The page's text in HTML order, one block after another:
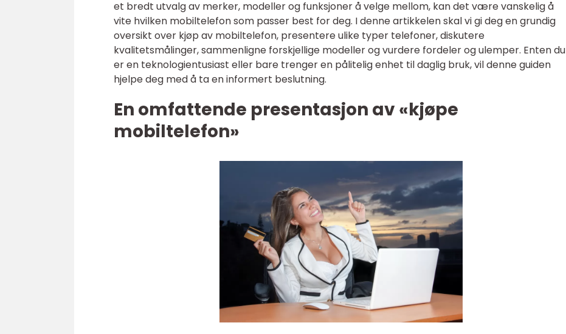
et bredt utvalg av merker, modeller og funksjoner å velge mellom, kan det være vanskelig å
vite hvilken mobiltelefon som passer best for deg. I denne artikkelen skal vi gi deg en grundig
oversikt over kjøp av mobiltelefon, presentere ulike typer telefoner, diskutere
kvalitetsmålinger, sammenligne forskjellige modeller og vurdere fordeler og ulemper. Enten du
er en teknologientusiast eller bare trenger en pålitelig enhet til daglig bruk, vil denne guiden
hjelpe deg med å ta en informert beslutning.
En omfattende presentasjon av «kjøpe
mobiltelefon»